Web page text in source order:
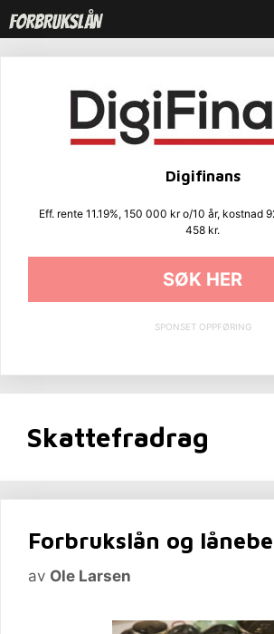
Hopp
til
innhold
Digifinans
Eff. rente 11.19%, 150 000 kr o/10 år, kostnad
458 kr.
SØK HER
SPONSET OPPFØRING
Skattefradrag
Forbrukslån og
av Ole Larsen